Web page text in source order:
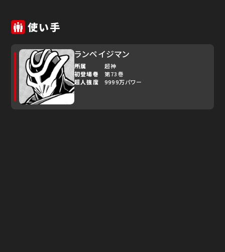
使い手
ランペイジマン
所属
超神
初登場巻
第73巻
超人強度
9999万パワー